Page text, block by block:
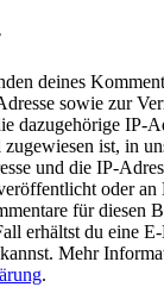
deines
sowie zur
dazugehörige IP-
ist, in
und die IP-
oder an
für diesen
erhältst du eine
Mehr
.